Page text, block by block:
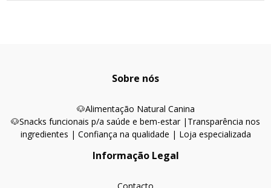
Sobre nós
🐶Alimentação Natural Canina
🐶Snacks funcionais p/a saúde e bem-estar | Transparência nos
ingredientes | Confiança na qualidade | Loja especializada
Informação Legal